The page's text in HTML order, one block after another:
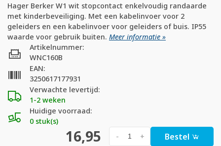
Hager Berker W1 wit stopcontact enkelvoudig randaarde
met kinderbeveiliging. Met een kabelinvoer voor 2
geleiders en een kabelinvoer voor geleiders of buis. IP55
waarde voor gebruik buiten. Meer informatie »
Verwachte levertijd:
1-2 weken
Huidige voorraad:
0 stuk(s)
Artikelnummer:
WNC160B
EAN:
3250617177931
16,95 +
- Bestel